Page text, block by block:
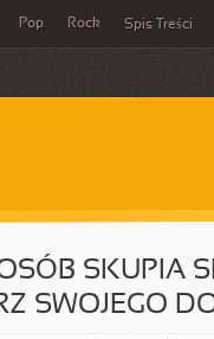
Pop Rock Spis Treści
SKUPIA
SWOJEGO